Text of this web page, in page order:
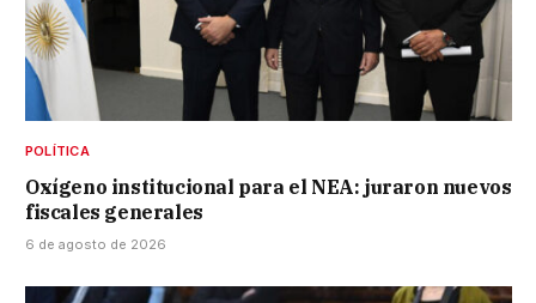
POLÍTICA
Oxígeno institucional para el NEA: juraron nuevos
fiscales generales
6 de agosto de 2026